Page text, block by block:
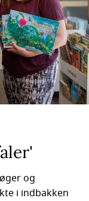
og
i indbakken